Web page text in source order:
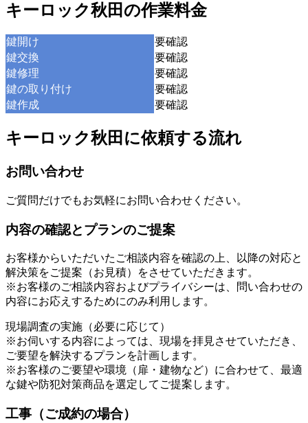
キーロック秋田の作業料金
鍵開け
要確認
鍵交換
要確認
鍵修理
要確認
鍵の取り付け
要確認
鍵作成
要確認
キーロック秋田に依頼する流れ
お問い合わせ
ご質問だけでもお気軽にお問い合わせください。
内容の確認とプランのご提案
お客様からいただいたご相談内容を確認の上、以降の対応と
解決策をご提案（お見積）をさせていただきます。
※お客様のご相談内容およびプライバシーは、問い合わせの
内容にお応えするためにのみ利用します。
現場調査の実施（必要に応じて）
※お伺いする内容によっては、現場を拝見させていただき、
ご要望を解決するプランを計画します。
※お客様のご要望や環境（扉・建物など）に合わせて、最適
な鍵や防犯対策商品を選定してご提案します。
工事（ご成約の場合）